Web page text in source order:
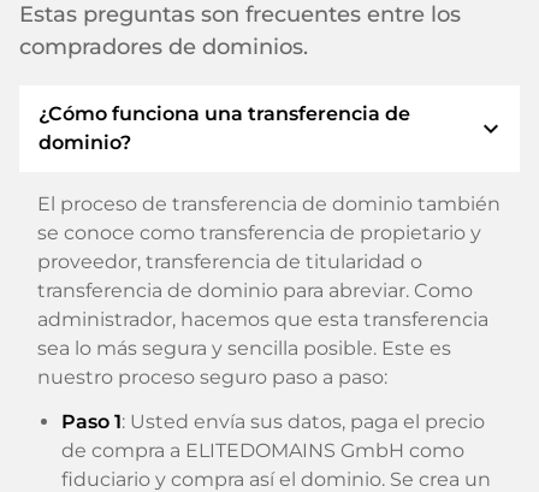
Estas preguntas son frecuentes entre los
compradores de dominios.
¿Cómo funciona una transferencia de
dominio?
expand_more
El proceso de transferencia de dominio también
se conoce como transferencia de propietario y
proveedor, transferencia de titularidad o
transferencia de dominio para abreviar. Como
administrador, hacemos que esta transferencia
sea lo más segura y sencilla posible. Este es
nuestro proceso seguro paso a paso:
Paso 1: Usted envía sus datos, paga el precio
de compra a ELITEDOMAINS GmbH como
fiduciario y compra así el dominio. Se crea un